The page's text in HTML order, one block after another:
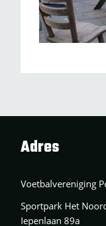
Adres
Voetbalvereniging
Sportpark Het
Iepenlaan 89a